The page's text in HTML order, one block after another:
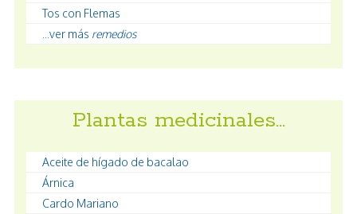
Tos con Flemas
...ver más remedios
Plantas medicinales…
Aceite de hígado de bacalao
Árnica
Cardo Mariano